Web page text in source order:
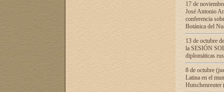
17 de
José Antonio
conferencia
Botánica del
13 de octubre
la SESIÓN
diplomáticas
8 de octubre
Latina en el